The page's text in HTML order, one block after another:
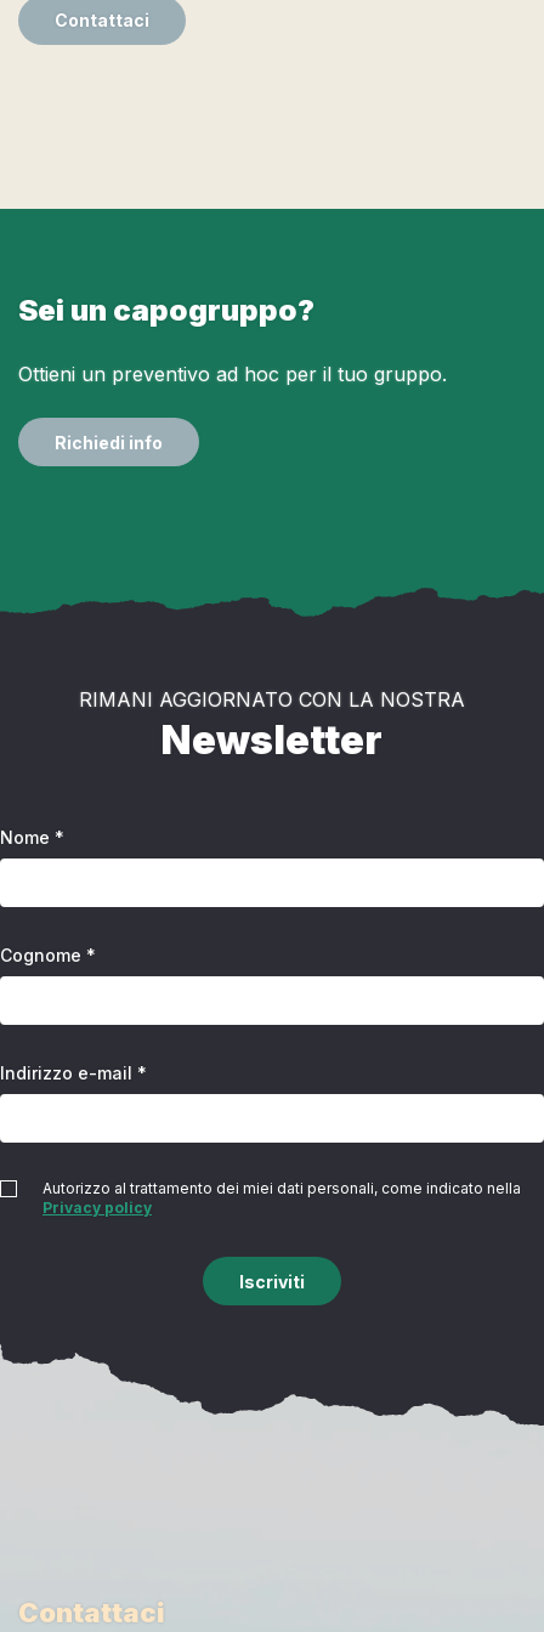
Contattaci
Sei un capogruppo?
Ottieni un preventivo ad hoc per il tuo gruppo.
Richiedi info
RIMANI AGGIORNATO CON LA NOSTRA
Newsletter
Nome *
Cognome *
Indirizzo e-mail *
Autorizzo al trattamento dei miei dati personali, come indicato nella
Privacy policy
Iscriviti
Contattaci